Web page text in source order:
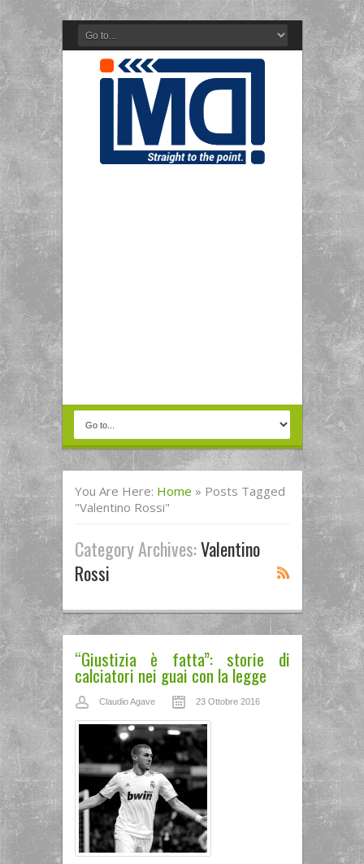
You Are Here: Home » Posts Tagged
"Valentino Rossi"
Category Archives:Valentino
Rossi
“Giustizia è fatta”: storie di
calciatori nei guai con la legge
Claudio Agave 23 Ottobre 2016